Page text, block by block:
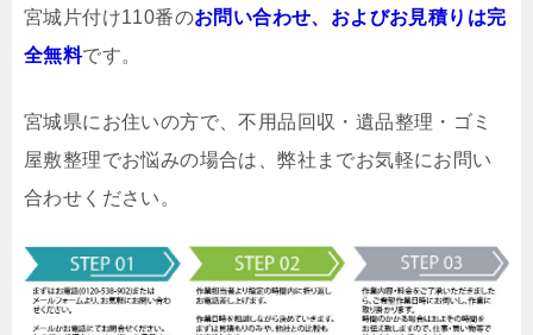
宮城片付け110番のお問い合わせ、およびお見積りは完
全無料です。
宮城県にお住いの方で、不用品回収・遺品整理・ゴミ
屋敷整理でお悩みの場合は、弊社までお気軽にお問い
合わせください。